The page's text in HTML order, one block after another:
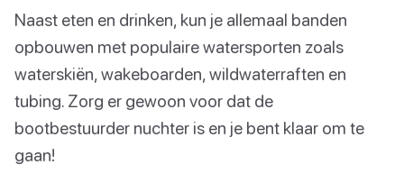
Naast eten en drinken, kun je allemaal banden
opbouwen met populaire watersporten zoals
waterskiën, wakeboarden, wildwaterraften en
tubing. Zorg er gewoon voor dat de
bootbestuurder nuchter is en je bent klaar om te
gaan!